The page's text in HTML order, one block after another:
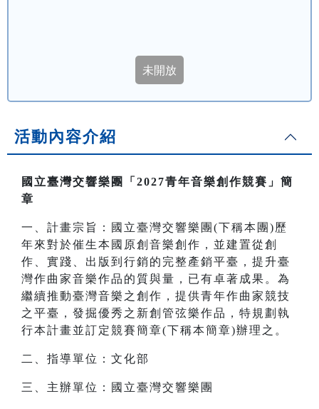
活動內容介紹
國立臺灣交響樂團「2027青年音樂創作競賽」簡
章
一、計畫宗旨：國立臺灣交響樂團(下稱本團)歷
年來對於催生本國原創音樂創作，並建置從創
作、實踐、出版到行銷的完整產銷平臺，提升臺
灣作曲家音樂作品的質與量，已有卓著成果。為
繼續推動臺灣音樂之創作，提供青年作曲家競技
之平臺，發掘優秀之新創管弦樂作品，特規劃執
行本計畫並訂定競賽簡章(下稱本簡章)辦理之。
二、指導單位：文化部
三、主辦單位：國立臺灣交響樂團